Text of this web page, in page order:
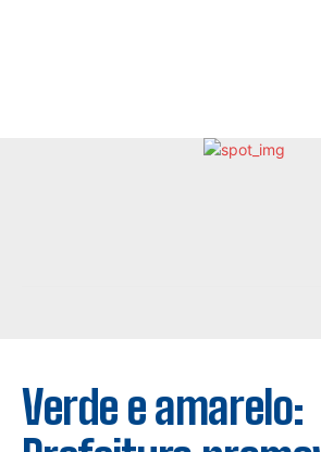
Verde e amarelo: